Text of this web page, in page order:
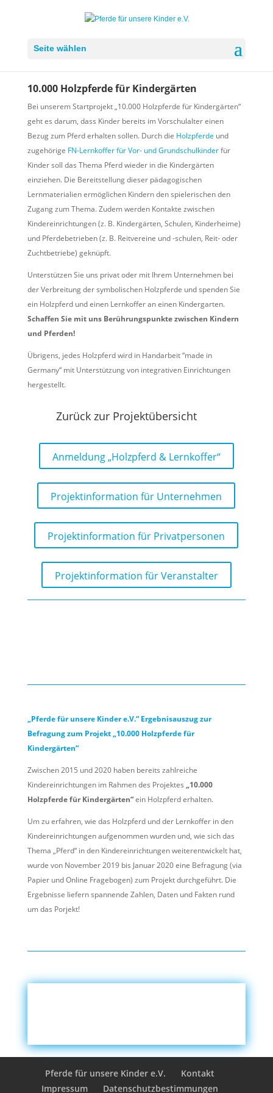
Seite wählen
10.000 Holzpferde für Kindergärten
Bei unserem Startprojekt „10.000 Holzpferde für Kindergärten“
geht es darum, dass Kinder bereits im Vorschulalter einen
Bezug zum Pferd erhalten sollen. Durch die Holzpferde und
zugehörige FN-Lernkoffer für Vor- und Grundschulkinderfür
Kinder soll das Thema Pferd wieder in die Kindergärten
einziehen. Die Bereitstellung dieser pädagogischen
Lernmaterialien ermöglichen Kindern den spielerischen den
Zugang zum Thema. Zudem werden Kontakte zwischen
Kindereinrichtungen (z. B. Kindergärten, Schulen, Kinderheime)
und Pferdebetrieben (z. B. Reitvereine und -schulen, Reit- oder
Zuchtbetriebe) geknüpft.
Unterstützen Sie uns privat oder mit Ihrem Unternehmen bei
der Verbreitung der symbolischen Holzpferde und spenden Sie
ein Holzpferd und einen Lernkoffer an einen Kindergarten.
Schaffen Sie mit uns Berührungspunkte zwischen Kindern
und Pferden!
Übrigens, jedes Holzpferd wird in Handarbeit “made in
Germany“ mit Unterstützung von integrativen Einrichtungen
hergestellt.
Zurück zur Projektübersicht
Anmeldung „Holzpferd & Lernkoffer“
Projektinformation für Unternehmen
Projektinformation für Privatpersonen
Projektinformation für Veranstalter
„Pferde für unsere Kinder e.V.“ Ergebnisauszug zur
Befragung zum Projekt „10.000 Holzpferde für
Kindergärten“
Zwischen 2015 und 2020 haben bereits zahlreiche
Kindereinrichtungen im Rahmen des Projektes „10.000
Holzpferde für Kindergärten“ein Holzpferd erhalten.
Um zu erfahren, wie das Holzpferd und der Lernkoffer in den
Kindereinrichtungen aufgenommen wurden und, wie sich das
Thema „Pferd“ in den Kindereinrichtungen weiterentwickelt hat,
wurde von November 2019 bis Januar 2020 eine Befragung (via
Papier und Online Fragebogen) zum Projekt durchgeführt. Die
Ergebnisse liefern spannende Zahlen, Daten und Fakten rund
um das Porjekt!
Pferde für unsere Kinder e.V.
Kontakt
Impressum
Datenschutzbestimmungen